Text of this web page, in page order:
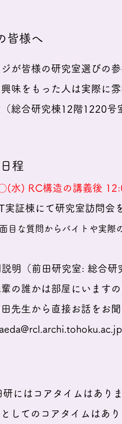
皆様へ
皆様の研究室選びの参
をもった人は実際に雰
合研究棟12階1220号室
程
(水) RC構造の講義後
証棟にて研究室訪問会
目な質問からバイトや実
（前田研究室: 総合研
は部屋にいますので
ら直接お話をお聞き
はコアタイムはありま
てのコアタイムはあり